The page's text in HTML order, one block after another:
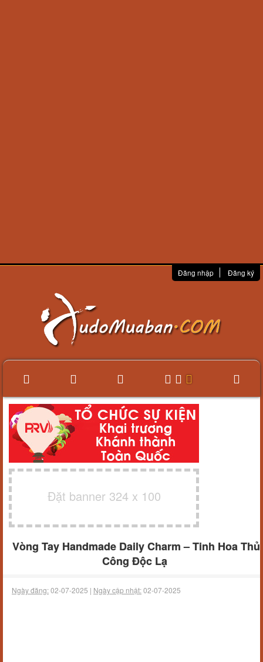
Đăng nhập Đăng ký
Đặt banner 324 x 100
Vòng Tay Handmade Daily Charm – Tinh Hoa Thủ
Công Độc Lạ
Ngày đăng:02-07-2025 | Ngày cập nhật:02-07-2025